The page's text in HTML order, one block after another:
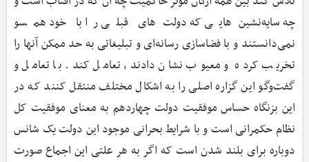
چه سایه‌نشین‌هایی که دولت‌های قبلی را با خود همسو
نمی‌دانستند و با فضاسازی رسانه‌ای و تبلیغاتی به حد ممکن آنها را
تخریب کرده و معیوب نشان دادند، تعامل کند. با تعامل و
گفت‌وگو این گزاره اصلی را به اشکال مختلف منتقل کنند که در
این بزنگاه حساس موفقیت دولت چهاردهم به معنای موفقیت کل
نظام حکمرانی است و با شرایط بحرانی موجود این دولت یک شانس
دوباره برای بلند شدن است که اگر به هر علتی این اجماع صورت